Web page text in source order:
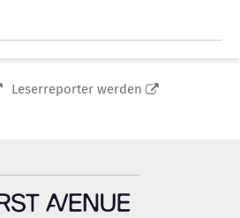
Leserreporter werden